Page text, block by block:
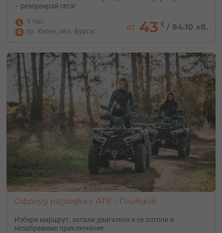
– резервирай сега!
1 час
гр. Китен, обл. Бургас
от 43 € /84.10 лв.
Офроуд разходка с АТВ – Пловдив
Избери маршрут, запали двигателя и се потопи в
незабравимо приключение